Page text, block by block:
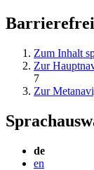
Zum Inhalt
Zur
7
Zur
de
en